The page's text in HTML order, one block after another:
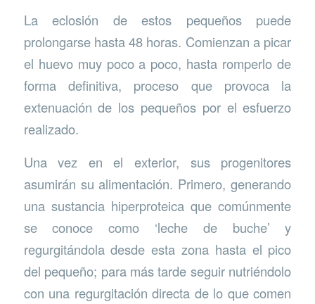
La eclosión de estos pequeños puede
prolongarse hasta 48 horas. Comienzan a picar
el huevo muy poco a poco, hasta romperlo de
forma definitiva, proceso que provoca la
extenuación de los pequeños por el esfuerzo
realizado.
Una vez en el exterior, sus progenitores
asumirán su alimentación. Primero, generando
una sustancia hiperproteica que comúnmente
se conoce como ‘leche de buche’ y
regurgitándola desde esta zona hasta el pico
del pequeño; para más tarde seguir nutriéndolo
con una regurgitación directa de lo que comen